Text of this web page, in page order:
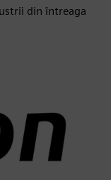
din întreaga